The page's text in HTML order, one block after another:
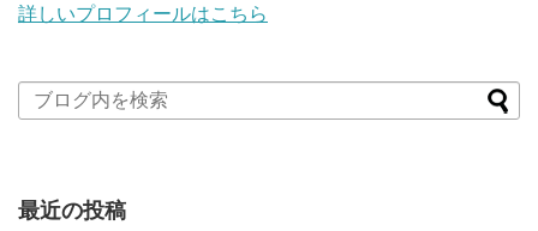
詳しいプロフィールはこちら
最近の投稿